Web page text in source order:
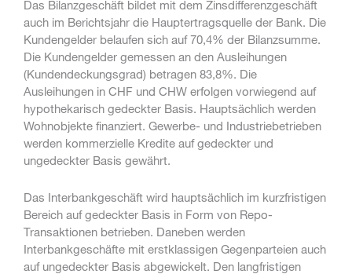
Das Bilanzgeschäft bildet mit dem Zinsdifferenzgeschäft
auch im Berichtsjahr die Hauptertragsquelle der Bank. Die
Kundengelder belaufen sich auf 70,4% der Bilanzsumme.
Die Kundengelder gemessen an den Ausleihungen
(Kundendeckungsgrad) betragen 83,8%. Die
Ausleihungen in CHF und CHW erfolgen vorwiegend auf
hypothekarisch gedeckter Basis. Hauptsächlich werden
Wohnobjekte finanziert. Gewerbe- und Industriebetrieben
werden kommerzielle Kredite auf gedeckter und
ungedeckter Basis gewährt.
Das Interbankgeschäft wird hauptsächlich im kurzfristigen
Bereich auf gedeckter Basis in Form von Repo-
Transaktionen betrieben. Daneben werden
Interbankgeschäfte mit erstklassigen Gegenparteien auch
auf ungedeckter Basis abgewickelt. Den langfristigen